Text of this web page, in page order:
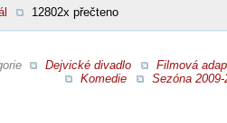
12802x přečteno
Dejvické divadlo
Filmová
Komedie
Sezóna 2009-